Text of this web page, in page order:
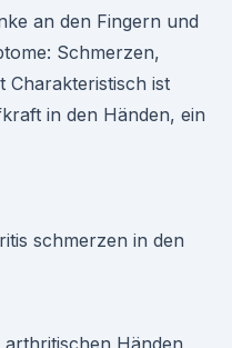
an den Fingern und
Schmerzen,
Charakteristisch ist
in den Händen, ein
Händen